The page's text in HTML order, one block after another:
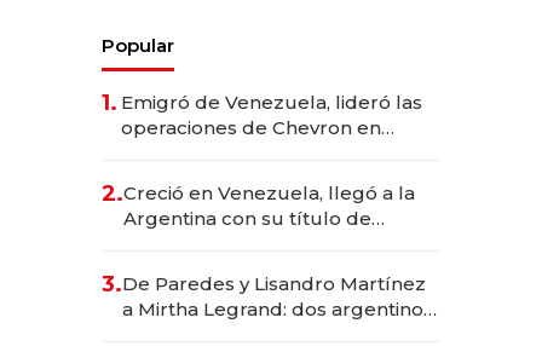
Popular
1. Emigró de Venezuela, lideró las
operaciones de Chevron en
2.Creció en Venezuela, llegó a la
Argentina con su título de
las marcas "fast premium"
3.De Paredes y Lisandro Martínez
a Mirtha Legrand: dos argentinos